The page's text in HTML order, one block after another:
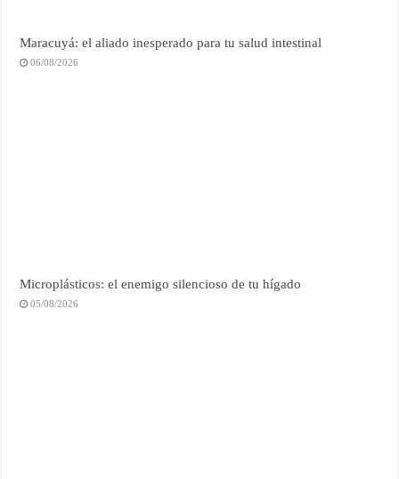
Maracuyá: el aliado inesperado para tu salud intestinal
06/08/2026
Microplásticos: el enemigo silencioso de tu hígado
05/08/2026